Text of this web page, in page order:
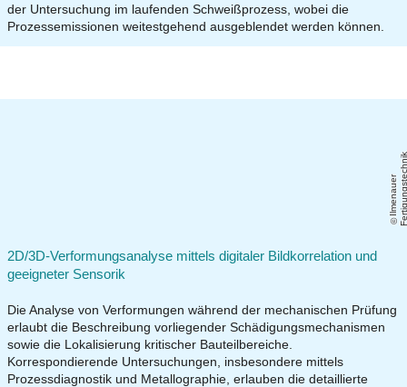
der Untersuchung im laufenden Schweißprozess, wobei die
Prozessemissionen weitestgehend ausgeblendet werden können.
2D/3D-Verformungsanalyse mittels digitaler Bildkorrelation und
geeigneter Sensorik
Die Analyse von Verformungen während der mechanischen Prüfung
erlaubt die Beschreibung vorliegender Schädigungsmechanismen
sowie die Lokalisierung kritischer Bauteilbereiche.
Korrespondierende Untersuchungen, insbesondere mittels
Prozessdiagnostik und Metallographie, erlauben die detaillierte
Il
m
e
n
a
u
e
r
F
e
r
ti
g
u
n
g
s
t
e
c
h
ni